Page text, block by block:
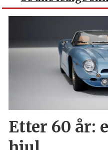
Etter 60 år: